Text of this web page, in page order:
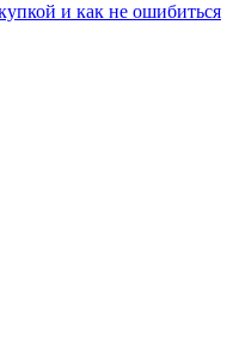
и как не ошибиться